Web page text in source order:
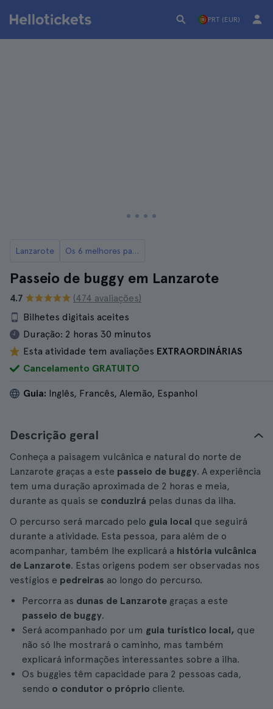
PRT (EUR)
Lanzarote Os 6 melhores passeios de buggy em Lanzarote
Passeio de buggy em Lanzarote
4.7
(474 avaliações)
Bilhetes digitais aceites
Duração: 2 horas 30 minutos
Esta atividade tem avaliações EXTRAORDINÁRIAS
Cancelamento GRATUITO
Guia: Inglês, Francês, Alemão, Espanhol
Descrição geral
Conheça a paisagem vulcânica e natural do norte de
Lanzarote graças a este passeio de buggy. A experiência
tem uma duração aproximada de 2 horas e meia,
durante as quais se conduzirá pelas dunas da ilha.
O percurso será marcado pelo guia local que seguirá
durante a atividade. Esta pessoa, para além de o
acompanhar, também lhe explicará a história vulcânica
de Lanzarote. Estas origens podem ser observadas nos
vestígios e pedreiras ao longo do percurso.
Percorra as dunas de Lanzarote graças a este
passeio de buggy.
Será acompanhado por um guia turístico local, que
não só lhe mostrará o caminho, mas também
explicará informações interessantes sobre a ilha.
Os buggies têm capacidade para 2 pessoas cada,
sendo o condutor o próprio cliente.